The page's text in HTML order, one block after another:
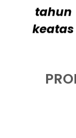
tahun
keatas